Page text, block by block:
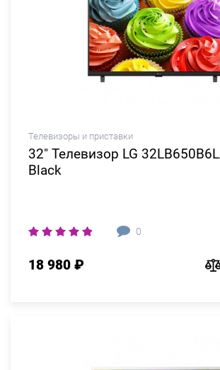
Телевизоры и приставки
32" Телевизор LG
Black
0
18 980 ₽